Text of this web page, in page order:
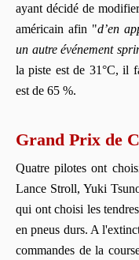
ayant décidé de
américain afin "d’en
un autre événement
la piste est de 31°C, il
est de 65 %.
Grand Prix de
Quatre pilotes ont
Lance Stroll, Yuki
qui ont choisi les
en pneus durs. A
commandes de la